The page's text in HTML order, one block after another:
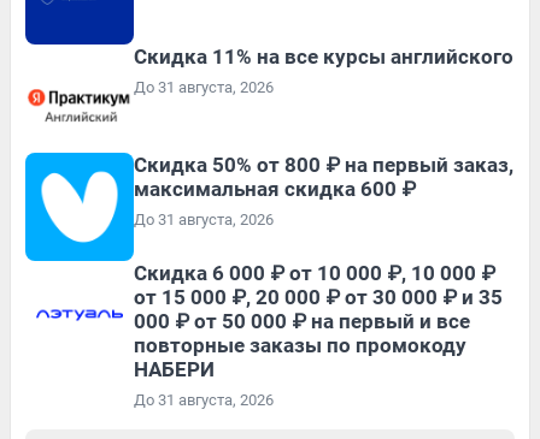
Скидка 11% на все курсы английского
До 31 августа, 2026
Скидка 50% от 800 ₽ на первый заказ,
максимальная скидка 600 ₽
До 31 августа, 2026
Скидка 6 000 ₽ от 10 000 ₽, 10 000 ₽
от 15 000 ₽, 20 000 ₽ от 30 000 ₽ и 35
000 ₽ от 50 000 ₽ на первый и все
повторные заказы по промокоду
НАБЕРИ
До 31 августа, 2026